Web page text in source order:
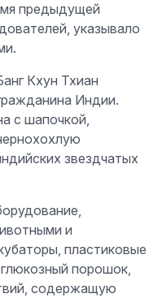
предыдущей
указывало
Кхун Тхиан
Индии.
с шапочкой,
звездчатых
и
пластиковые
порошок,
содержащую